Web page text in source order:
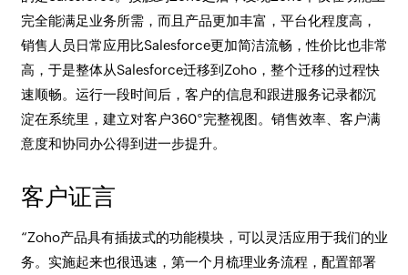
完全能满足业务所需，而且产品更加丰富，平台化程度高，
销售人员日常应用比Salesforce更加简洁流畅，性价比也非常
高，于是整体从Salesforce迁移到Zoho，整个迁移的过程快
速顺畅。运行一段时间后，客户的信息和跟进服务记录都沉
淀在系统里，建立对客户360°完整视图。销售效率、客户满
意度和协同办公得到进一步提升。
客户证言
“Zoho产品具有插拔式的功能模块，可以灵活应用于我们的业
务。实施起来也很迅速，第一个月梳理业务流程，配置部署